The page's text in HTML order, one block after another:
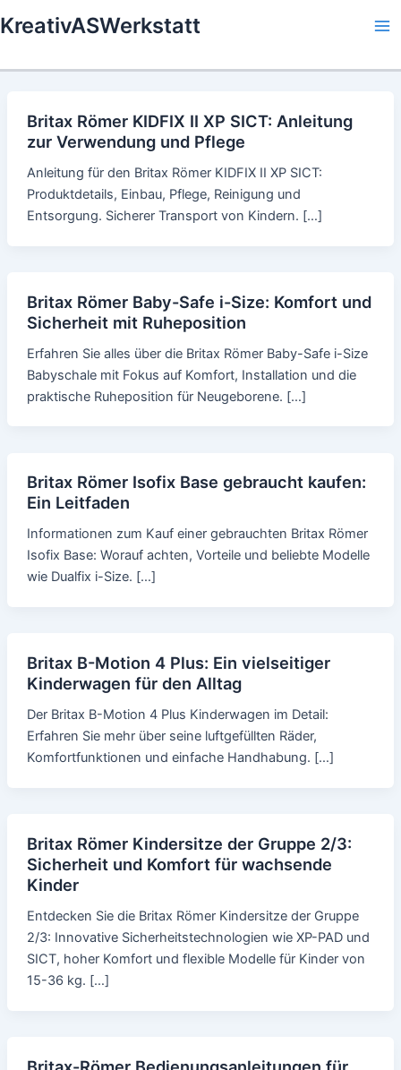
to
KreativASWerkstatt
Britax Römer KIDFIX II XP SICT: Anleitung
zur Verwendung und Pflege
Anleitung für den Britax Römer KIDFIX II XP SICT:
Produktdetails, Einbau, Pflege, Reinigung und
Entsorgung. Sicherer Transport von Kindern. […]
Britax Römer Baby-Safe i-Size: Komfort und
Sicherheit mit Ruheposition
Erfahren Sie alles über die Britax Römer Baby-Safe i-Size
Babyschale mit Fokus auf Komfort, Installation und die
praktische Ruheposition für Neugeborene. […]
Britax Römer Isofix Base gebraucht kaufen:
Ein Leitfaden
Informationen zum Kauf einer gebrauchten Britax Römer
Isofix Base: Worauf achten, Vorteile und beliebte Modelle
wie Dualfix i-Size. […]
Britax B-Motion 4 Plus: Ein vielseitiger
Kinderwagen für den Alltag
Der Britax B-Motion 4 Plus Kinderwagen im Detail:
Erfahren Sie mehr über seine luftgefüllten Räder,
Komfortfunktionen und einfache Handhabung. […]
Britax Römer Kindersitze der Gruppe 2/3:
Sicherheit und Komfort für wachsende
Kinder
Entdecken Sie die Britax Römer Kindersitze der Gruppe
2/3: Innovative Sicherheitstechnologien wie XP-PAD und
SICT, hoher Komfort und flexible Modelle für Kinder von
15-36 kg. […]